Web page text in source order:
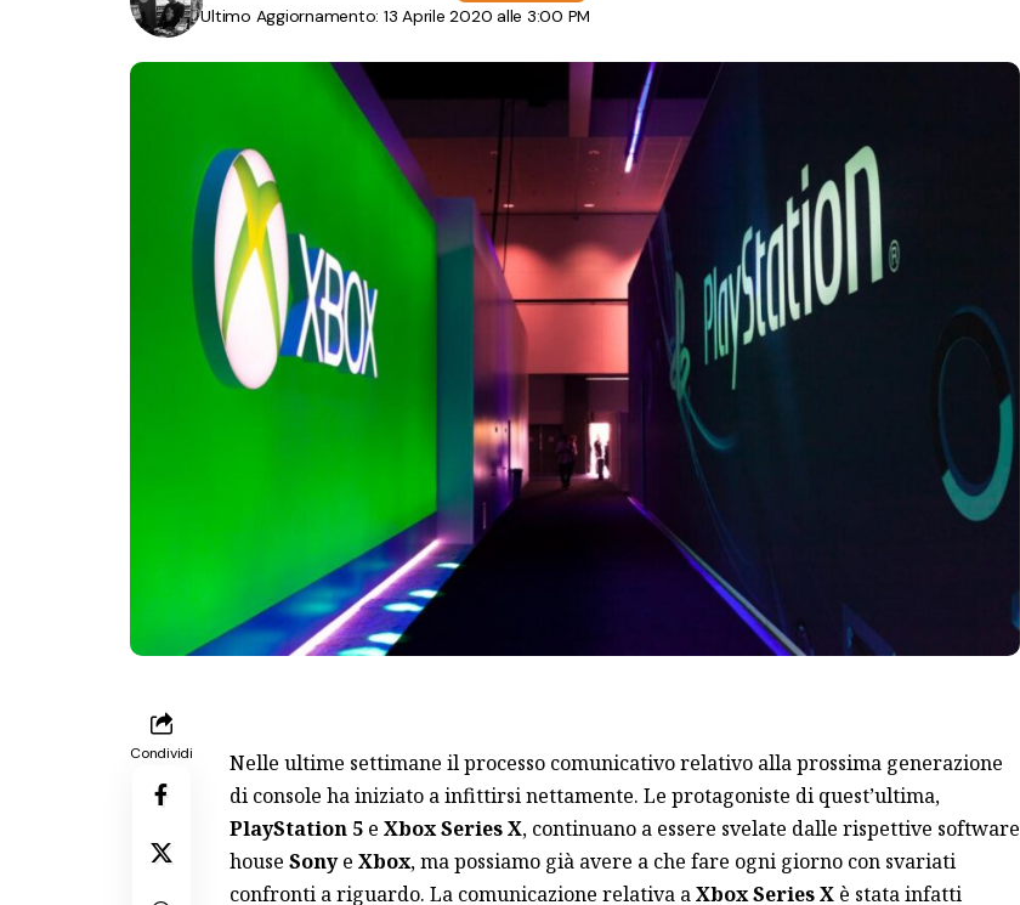
Ultimo Aggiornamento: 13 Aprile 2020 alle 3:00 PM
Condividi
Nelle ultime settimane il processo comunicativo relativo alla prossima generazione
di console ha iniziato a infittirsi nettamente. Le protagoniste di quest’ultima,
PlayStation 5e Xbox Series X, continuano a essere svelate dalle rispettive software
house Sonye Xbox, ma possiamo già avere a che fare ogni giorno con svariati
confronti a riguardo. La comunicazione relativa aXbox Series Xè stata infatti